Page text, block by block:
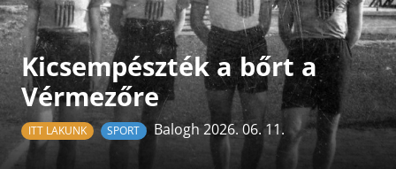
Kicsempészték a bőrt a
Vérmezőre
ITT LAKUNK SPORT Balogh 2026. 06. 11.